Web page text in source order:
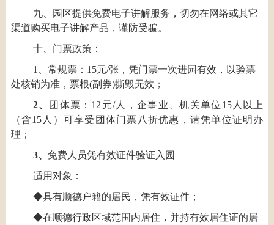
九、园区提供免费电子讲解服务，切勿在网络或其它
渠道购买电子讲解产品，谨防受骗。
十、门票政策：
1、常规票：15元/张，凭门票一次进园有效，以验票
处核销为准，票根(副券)撕毁无效；
2、
团体票：12元/人，企事业、机关单位15人以上
（含15人）可享受团体门票八折优惠，请凭单位证明办
理；
3、 免费人员凭有效证件验证入园
适用对象：
◆具有顺德户籍的居民，凭有效证件；
◆在顺德行政区域范围内居住，并持有效居住证的居